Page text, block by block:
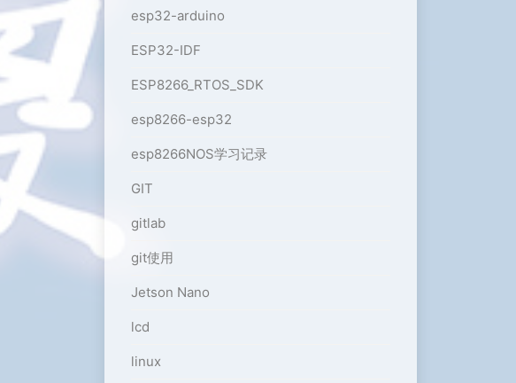
esp32-arduino
ESP32-IDF
ESP8266_RTOS_SDK
esp8266-esp32
esp8266NOS学习记录
GIT
gitlab
git使用
Jetson Nano
lcd
linux